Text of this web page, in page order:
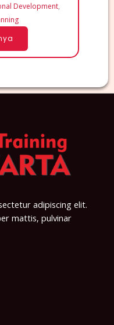
Development,
adipiscing elit.
mattis, pulvinar